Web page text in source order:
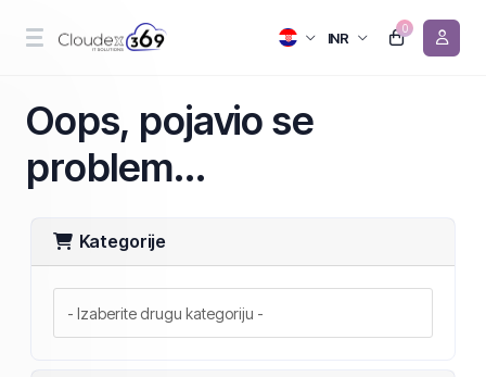
INR
0
Oops, pojavio se
problem...
Kategorije